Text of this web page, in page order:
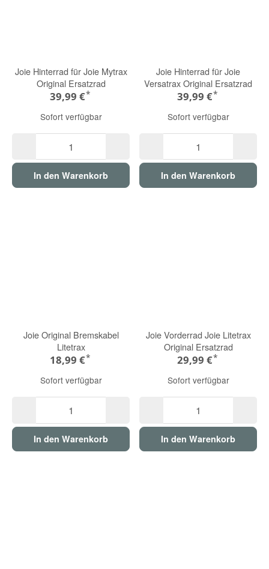
Joie Hinterrad für Joie Mytrax
Original Ersatzrad
39,99 €*
Sofort verfügbar
In den Warenkorb
Joie Hinterrad für Joie
Versatrax Original Ersatzrad
39,99 €*
Sofort verfügbar
In den Warenkorb
Joie Original Bremskabel
Litetrax
18,99 €*
Sofort verfügbar
In den Warenkorb
Joie Vorderrad Joie Litetrax
Original Ersatzrad
29,99 €*
Sofort verfügbar
In den Warenkorb